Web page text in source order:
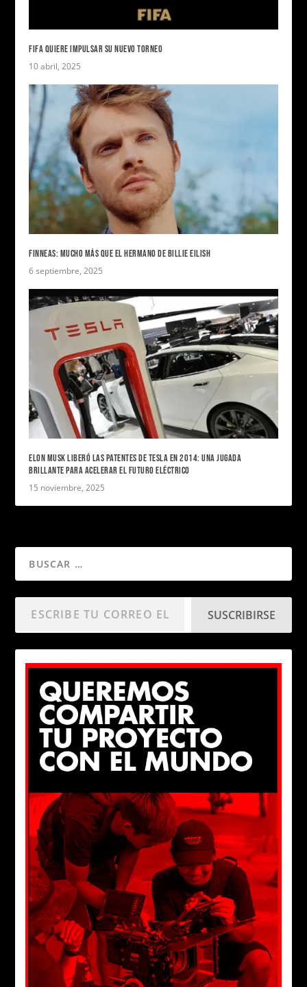
FIFA QUIERE IMPULSAR SU NUEVO TORNEO
10 abril, 2025
FINNEAS: MUCHO MÁS QUE EL HERMANO DE BILLIE EILISH
6 septiembre, 2025
ELON MUSK LIBERÓ LAS PATENTES DE TESLA EN 2014: UNA JUGADA
BRILLANTE PARA ACELERAR EL FUTURO ELÉCTRICO
15 noviembre, 2025
SUSCRIBIRSE